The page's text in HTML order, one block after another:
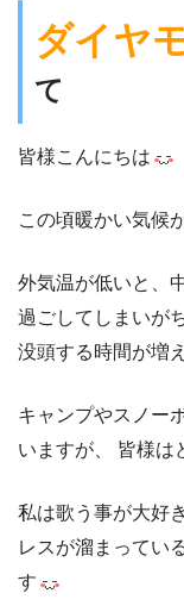
ダイヤ
て
皆様こんにちは
この頃暖かい気候
外気温が低いと、
過ごしてしまいが
没頭する時間が増
キャンプやスノー
いますが、 皆様は
私は歌う事が大好
レスが溜まってい
す